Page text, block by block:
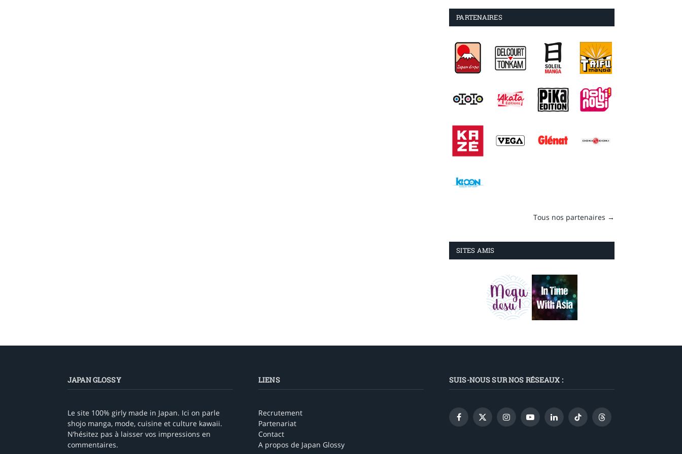
PARTENAIRES
Tous nos partenaires →
SITES AMIS
JAPAN GLOSSY
Le site 100% girly made in Japan. Ici on parle
shojo manga, mode, cuisine et culture kawaii.
N’hésitez pas à laisser vos impressions en
commentaires.
LIENS
Recrutement
Partenariat
Contact
A propos de Japan Glossy
SUIS-NOUS SUR NOS RÉSEAUX :
Facebook
X
InstagramYouTubeLinkedInTikTok Threads